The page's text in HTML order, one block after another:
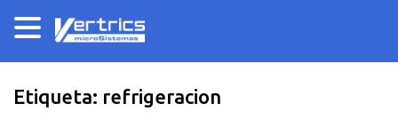
Etiqueta: refrigeracion